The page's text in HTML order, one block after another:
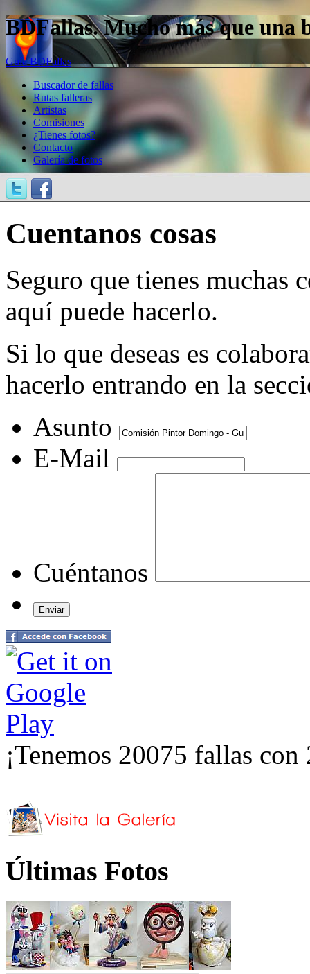
BDFallas. Mucho más que una
Guía BDFallas
Buscador de fallas
Rutas falleras
Artistas
Comisiones
¿Tienes fotos?
Contacto
Galería de fotos
Cuentanos cosas
Seguro que tienes muchas
aquí puede hacerlo.
Si lo que deseas es
hacerlo entrando en la
Asunto
E-Mail
Cuéntanos
¡Tenemos 20075 fallas
Últimas Fotos